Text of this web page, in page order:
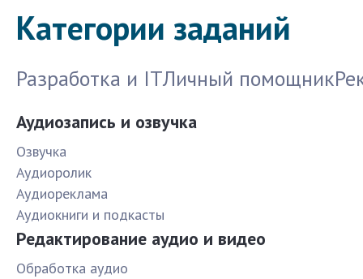
Категории заданий
Разработка и ITЛичный помощник
Аудиозапись и озвучка
Озвучка
Аудиоролик
Аудиореклама
Аудиокниги и подкасты
Редактирование аудио и видео
Обработка аудио